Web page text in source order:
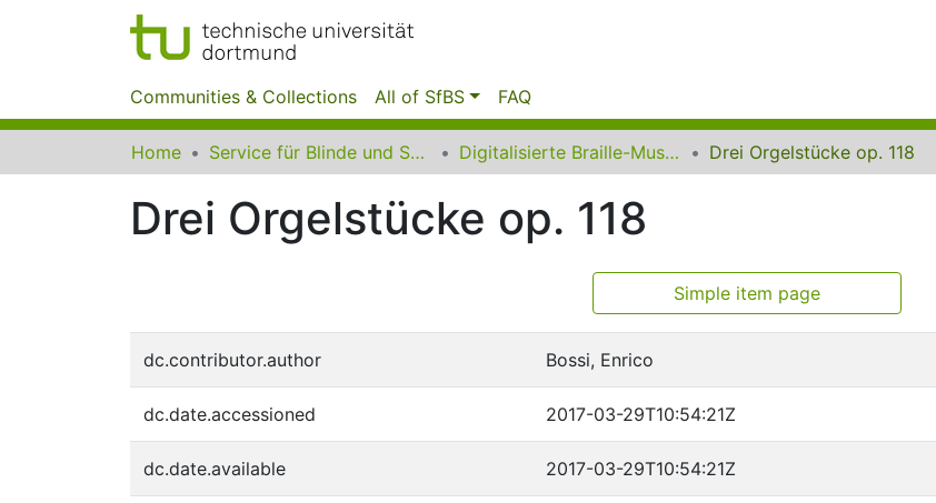
Communities & Collections All of SfBS FAQ
Home Service für Blinde und Sehbehinderte der UB Dortmund Digitalisierte Braille-Musik-Matrizen des VzfB Drei Orgelstücke op. 118
Drei Orgelstücke op. 118
Simple item page
dc.contributor.author Bossi, Enrico
dc.date.accessioned 2017-03-29T10:54:21Z
dc.date.available 2017-03-29T10:54:21Z